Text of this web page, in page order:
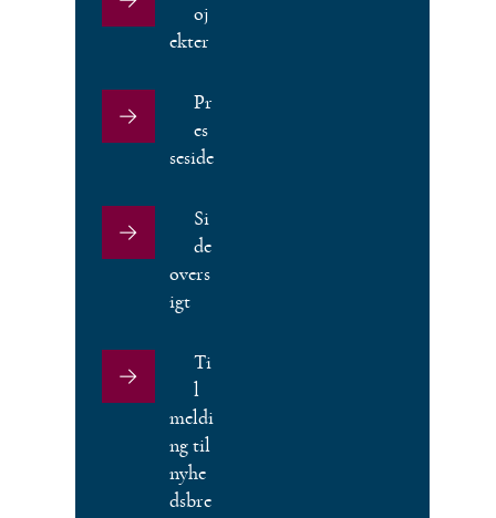
oj
ekter
Pr
es
seside
Si
de
overs
igt
Ti
l
meldi
ng til
nyhe
dsbre